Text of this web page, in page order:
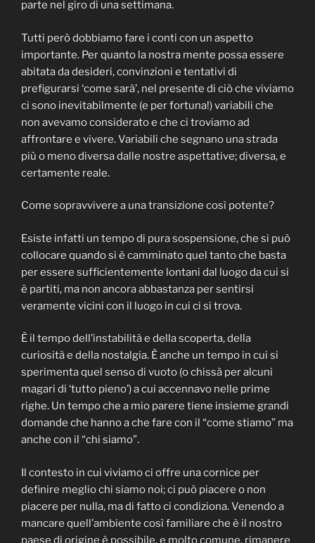
parte nel giro di una settimana.
Tutti però dobbiamo fare i conti con un aspetto
importante. Per quanto la nostra mente possa essere
abitata da desideri, convinzioni e tentativi di
prefigurarsi ‘come sarà’, nel presente di ciò che viviamo
ci sono inevitabilmente (e per fortuna!) variabili che
non avevamo considerato e che ci troviamo ad
affrontare e vivere. Variabili che segnano una strada
più o meno diversa dalle nostre aspettative; diversa, e
certamente reale.
Come sopravvivere a una transizione così potente?
Esiste infatti un tempo di pura sospensione, che si può
collocare quando si è camminato quel tanto che basta
per essere sufficientemente lontani dal luogo da cui si
è partiti, ma non ancora abbastanza per sentirsi
veramente vicini con il luogo in cui ci si trova.
È il tempo dell’instabilità e della scoperta, della
curiosità e della nostalgia. È anche un tempo in cui si
sperimenta quel senso di vuoto (o chissà per alcuni
magari di ‘tutto pieno’) a cui accennavo nelle prime
righe. Un tempo che a mio parere tiene insieme grandi
domande che hanno a che fare con il “come stiamo” ma
anche con il “chi siamo”.
Il contesto in cui viviamo ci offre una cornice per
definire meglio chi siamo noi; ci può piacere o non
piacere per nulla, ma di fatto ci condiziona. Venendo a
mancare quell’ambiente così familiare che è il nostro
paese di origine è possibile, e molto comune, rimanere